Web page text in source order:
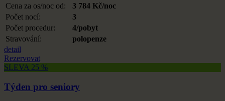
Cena za os/noc od:
3 784 Kč/noc
Počet nocí:
3
Počet procedur:
4/pobyt
Stravování:
polopenze
detail
Rezervovat
SLEVA 25 %
Týden pro seniory